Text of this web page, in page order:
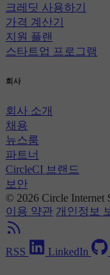
크레딧 사용하기
가격 계산기
지원 플랜
스타트업 프로그램
회사
회사 소개
채용
뉴스룸
파트너
CircleCI 브랜드
보안
© 2026 Circle Internet
이용 약관 개인정보
RSS LinkedIn